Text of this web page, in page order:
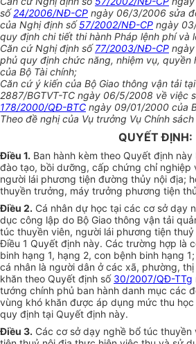
số24/2006/NĐ-CP ngày 06/3/2006 sửa
của Nghị định số57/2002/NĐ-CP ngày
quy định chi tiết thi hành Pháp lệnh phí và
Căn cứ Nghị định số77/2003/NĐ-CP
phủ quy định chức năng, nhiệm vụ, quyền
của Bộ Tài chính;
Căn cứ ý kiến của Bộ Giao thông vận tải
2887/BGTVT-TC ngày 06/5/2008 về việc
178/2000/QĐ-BTC ngày 09/01/2000 của
Theo đề nghị của Vụ trưởng Vụ Chính sách
QUYẾT ĐỊNH:
Điều 1. Ban hành kèm theo Quyết định
đào tạo, bồi dưỡng, cấp chứng chỉ nghiệp
người lái phương tiện đường thủy nội địa;
thuyền trưởng, máy trưởng phương tiện
Điều 2. Cá nhân dự học tại các cơ sở dạy
dục công lập do Bộ Giao thông vận tải
túc thuyền viên, người lái phương tiện
Điều 1 Quyết định này. Các trường hợp là
binh hạng 1, hạng 2, con bệnh binh hạng
cá nhân là người dân ở các xã, phường,
khăn theo Quyết định số 30/2007/QĐ-TTg
tướng chính phủ ban hành danh mục các
vùng khó khăn được áp dụng mức thu
quy định tại Quyết định này.
Điều 3. Các cơ sở dạy nghề bổ túc thuyền